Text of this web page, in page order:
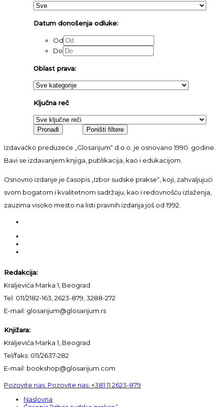
Datum donošenja odluke:
Od
Do
Oblast prava:
Ključna reč
Izdavačko preduzeće „Glosarijum“ d.o.o. je osnovano 1990. godine.
Bavi se izdavanjem knjiga, publikacija, kao i edukacijom.
Osnovno izdanje je časopis „Izbor sudske prakse“, koji, zahvaljujući
svom bogatom i kvalitetnom sadržaju, kao i redovnošću izlaženja,
zauzima visoko mesto na listi pravnih izdanja još od 1992.
Redakcija:
Kraljevića Marka 1, Beograd
Tel: 011/2182-163, 2623-879, 3288-272
E-mail: glosarijum@glosarijum.rs
Knjižara:
Kraljevića Marka 1, Beograd
Tel/faks: 011/2637-282
E-mail: bookshop@glosarijum.com
Pozovite nas: Pozovite nas: +381 11 2623-879
Naslovna